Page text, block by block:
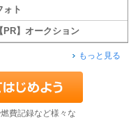
ォト
【PR】オークション
もっと見る
費記録など様々な